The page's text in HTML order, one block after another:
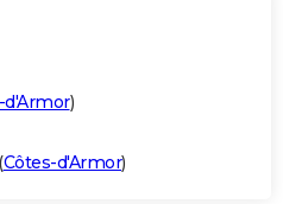
d'Armor)
Côtes-d'Armor)